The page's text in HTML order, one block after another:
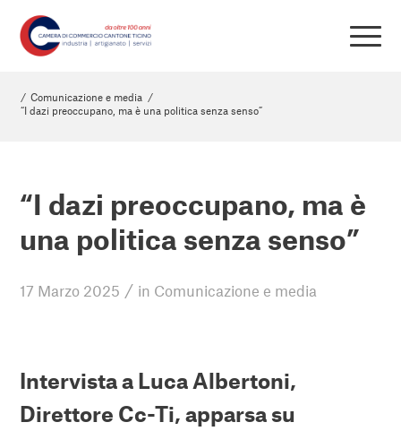
/ Comunicazione e media /
“I dazi preoccupano, ma è una politica senza senso”
“I dazi preoccupano, ma è
una politica senza senso”
17 Marzo 2025 / in Comunicazione e media
Intervista a Luca Albertoni,
Direttore Cc-Ti, apparsa su